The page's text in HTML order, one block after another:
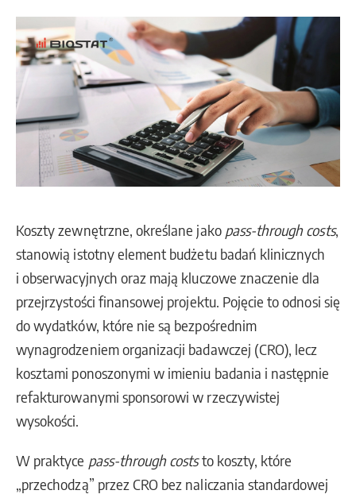
Koszty zewnętrzne, określane jako pass-through costs,
stanowią istotny element budżetu badań klinicznych
i obserwacyjnych oraz mają kluczowe znaczenie dla
przejrzystości finansowej projektu. Pojęcie to odnosi się
do wydatków, które nie są bezpośrednim
wynagrodzeniem organizacji badawczej (CRO), lecz
kosztami ponoszonymi w imieniu badania i następnie
refakturowanymi sponsorowi w rzeczywistej
wysokości.
W praktyce pass-through coststo koszty, które
„przechodzą” przez CRO bez naliczania standardowej